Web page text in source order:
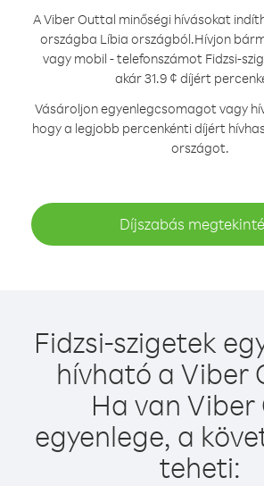
A Viber Outtal minőségi hívásokat
országba Líbia országból.Hívjon
vagy mobil - telefonszámot Fidzsi-
akár 31.9 ¢ díjért
Vásároljon egyenlegcsomagot vagy
hogy a legjobb percenkénti díjért
országot.
Díjszabás
Fidzsi-szigetek
hívható a Viber
Ha van Viber
egyenlege, a
teheti: